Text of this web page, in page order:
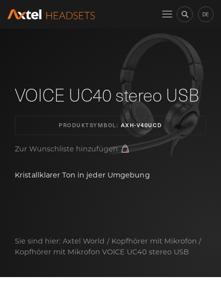
DE
VOICE UC40 stereo USB
PRODUKTSYMBOL: AXH-V40UCD
Zur Wunschliste hinzufügen
Kristallklarer Ton in jeder Umgebung
Sie sind hier: Axtel World
Kopfhörer mit Mikrofon
Kopfhörer mit Mikrofon VOICE UC40 stereo USB